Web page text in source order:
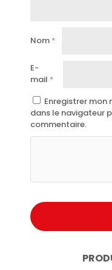
Nom *
E-
mail *
Enregistrer mon
dans le navigateur
commentaire.